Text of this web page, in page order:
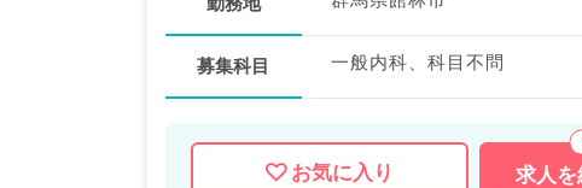
募集科目 一般内科、科目不問
お気に入り 求人を